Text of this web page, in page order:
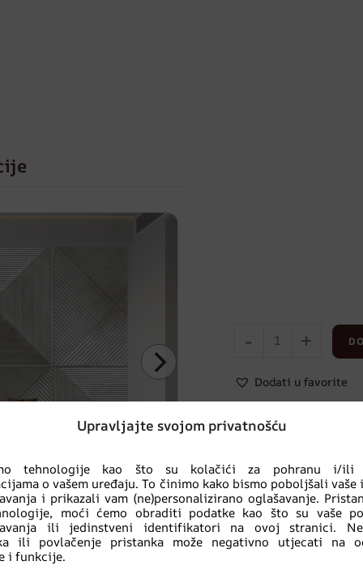
Upravljajte svojom privatnošću
tehnologije kao što su kolačići za pohranu i/ili
o vašem uređaju. To činimo kako bismo poboljšali vaše
i prikazali vam (ne)personalizirano oglašavanje.
moći ćemo obraditi podatke kao što su vaše
ili jedinstveni identifikatori na ovoj stranici.
ili povlačenje pristanka može negativno utjecati na
i funkcije.
- +
Dodati u favorite
POŠALJI UPIT ZA